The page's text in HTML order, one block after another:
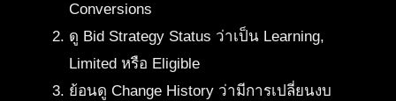
Conversions
ดู Bid Strategy Status ว่าเป็น Learning,
Limited หรือ Eligible
ย้อนดู Change History ว่ามีการเปลี่ยนงบ